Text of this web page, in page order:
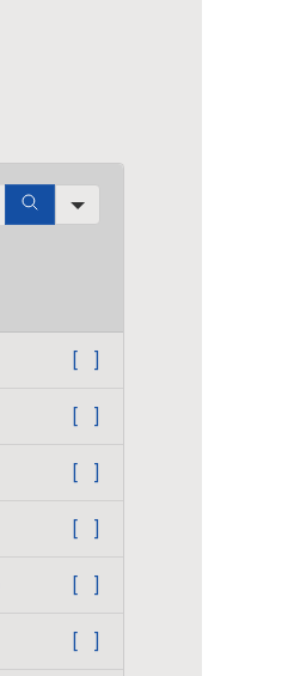
[ ]
[ ]
[ ]
[ ]
[ ]
[ ]